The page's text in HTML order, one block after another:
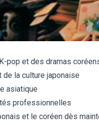
pop et des dramas
de la culture japonaise
asiatique
professionnelles
et le coréen dès